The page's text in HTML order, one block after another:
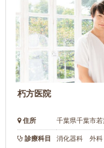
朽方医院
住所 千葉県千葉市若
診療科目 消化器科 外